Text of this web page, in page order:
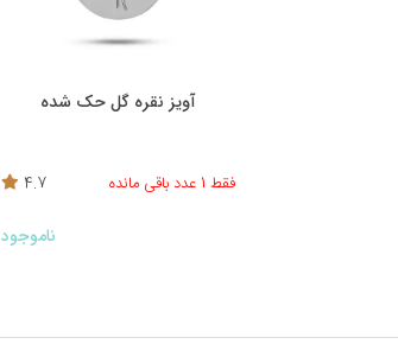
آویز نقره گل حک شده
فقط 1 عدد باقی مانده
4.7
ناموجود